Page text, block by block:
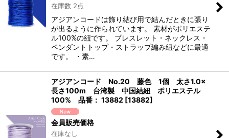
在庫数 2点
アジアンコードは飾り結び用で結んだときに張り
が出るように作られています。 素材がポリエステ
ル100%の紐です。 ブレスレット・ネックレス・
ペンダントトップ・ストラップ編み紐などに最適
です。 ・素…
アジアンコード No.20 藤色 1個 太さ1.0×
長さ100m 台湾製 中国結紐 ポリエステル
100% 品番： 13882 [13882]
会員販売価格
在庫なし